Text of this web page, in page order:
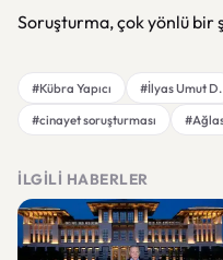
Soruşturma, çok yönlü
#Kübra Yapıcı #İlyas Umut D.
#cinayet soruşturması
İLGILI HABERLER